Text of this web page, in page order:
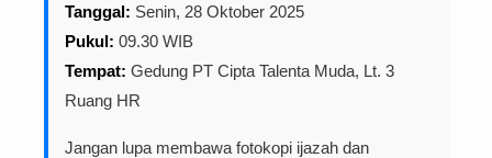
Tanggal: Senin, 28 Oktober 2025
Pukul: 09.30 WIB
Tempat: Gedung PT Cipta Talenta Muda, Lt. 3
Ruang HR
Jangan lupa membawa fotokopi ijazah dan